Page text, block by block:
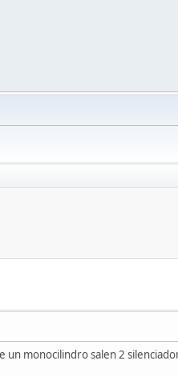
monocilindro salen 2